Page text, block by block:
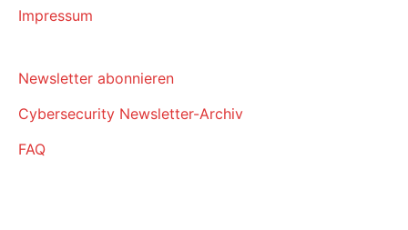
Impressum
Newsletter abonnieren
Cybersecurity Newsletter-Archiv
FAQ